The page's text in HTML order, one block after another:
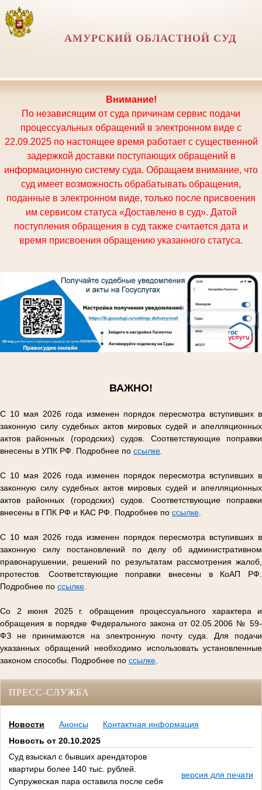
АМУРСКИЙ ОБЛАСТНОЙ СУД
Внимание!
По независящим от суда причинам сервис подачи
процессуальных обращений в электронном виде с
22.09.2025 по настоящее время работает с существенной
задержкой доставки поступающих обращений в
информационную систему суда. Обращаем внимание, что
суд имеет возможность обрабатывать обращения,
поданные в электронном виде, только после присвоения
им сервисом статуса «Доставлено в суд». Датой
поступления обращения в суд также считается дата и
время присвоения обращению указанного статуса.
ВАЖНО!
С 10 мая 2026 года изменен порядок пересмотра вступивших в
законную силу судебных актов мировых судей и апелляционных
актов районных (городских) судов. Соответствующие поправки
внесены в УПК РФ. Подробнее по ссылке
С 10 мая 2026 года изменен порядок пересмотра вступивших в
законную силу судебных актов мировых судей и апелляционных
актов районных (городских) судов. Соответствующие поправки
внесены в ГПК РФ и КАС РФ. Подробнее по ссылке
С 10 мая 2026 года изменен порядок пересмотра вступивших в
законную силу постановлений по делу об административном
правонарушении, решений по результатам рассмотрения жалоб,
протестов. Соответствующие поправки внесены в КоАП РФ.
Подробнее по ссылке
Со 2 июня 2025 г. обращения процессуального характера и
обращения в порядке Федерального закона от 02.05.2006 № 59-
ФЗ не принимаются на электронную почту суда. Для подачи
указанных обращений необходимо использовать установленные
законом способы. Подробнее по ссылке
ПРЕСС-СЛУЖБА
Новости Анонсы
Контактная информация
Новость от 20.10.2025
Суд взыскал с бывших арендаторов
квартиры более 140 тыс. рублей.
Супружеская пара оставила после себя
версия для печати